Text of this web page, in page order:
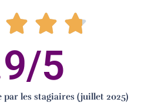
les stagiaires (juillet 2025)
/5